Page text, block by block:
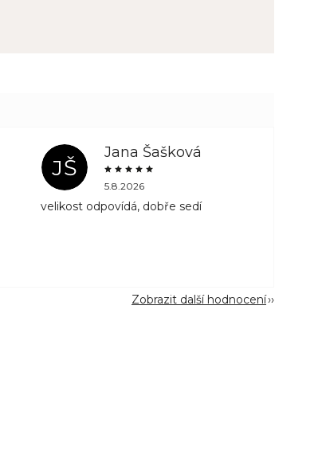
JŠ
Jana Šašková
5.8.2026
velikost odpovídá, dobře sedí
Zobrazit další hodnocení